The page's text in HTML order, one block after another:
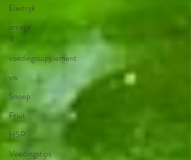
Eiwitrijk
omega
3
voedingssupplement
vis
Snoep
Fruit
HSP
Voedingstips